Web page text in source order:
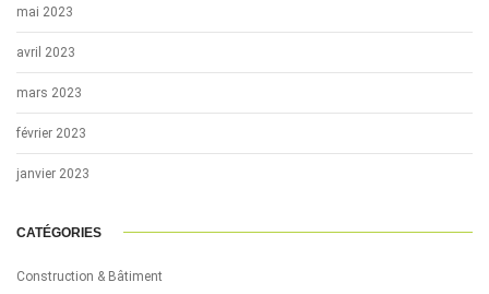
mai 2023
avril 2023
mars 2023
février 2023
janvier 2023
CATÉGORIES
Construction & Bâtiment